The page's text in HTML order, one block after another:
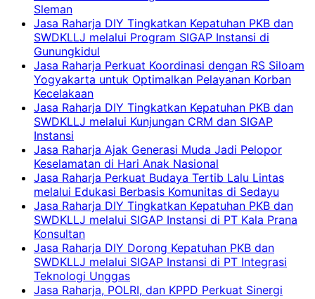
Sleman
Jasa Raharja DIY Tingkatkan Kepatuhan PKB dan
SWDKLLJ melalui Program SIGAP Instansi di
Gunungkidul
Jasa Raharja Perkuat Koordinasi dengan RS Siloam
Yogyakarta untuk Optimalkan Pelayanan Korban
Kecelakaan
Jasa Raharja DIY Tingkatkan Kepatuhan PKB dan
SWDKLLJ melalui Kunjungan CRM dan SIGAP
Instansi
Jasa Raharja Ajak Generasi Muda Jadi Pelopor
Keselamatan di Hari Anak Nasional
Jasa Raharja Perkuat Budaya Tertib Lalu Lintas
melalui Edukasi Berbasis Komunitas di Sedayu
Jasa Raharja DIY Tingkatkan Kepatuhan PKB dan
SWDKLLJ melalui SIGAP Instansi di PT Kala Prana
Konsultan
Jasa Raharja DIY Dorong Kepatuhan PKB dan
SWDKLLJ melalui SIGAP Instansi di PT Integrasi
Teknologi Unggas
Jasa Raharja, POLRI, dan KPPD Perkuat Sinergi